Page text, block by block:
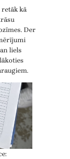
kā
Der
liels